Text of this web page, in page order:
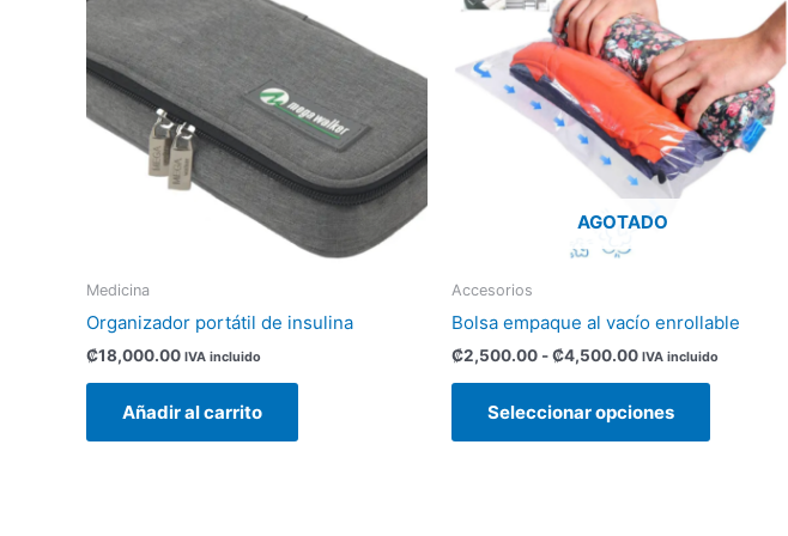
Medicina
Organizador portátil de insulina
₡18,000.00 IVA incluido
Añadir al carrito
AGOTADO
Accesorios
Bolsa empaque al vacío enrollable
₡2,500.00 -₡4,500.00
₡2,500.00
hasta
₡4,500.00
IVA incluido
Seleccionar opciones
múltiples
variantes.
Las
opciones
se
pueden
de